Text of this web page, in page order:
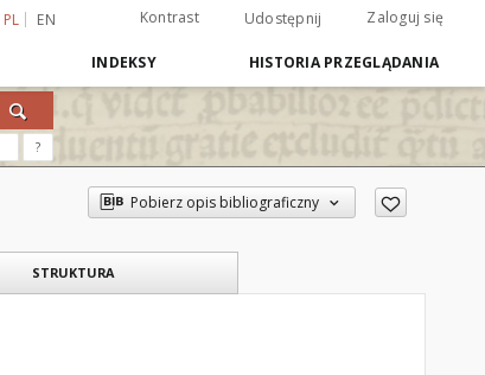
PL EN Kontrast Udostępnij Zaloguj się
INDEKSY HISTORIA PRZEGLĄDANIA
?
Pobierz opis bibliograficzny
STRUKTURA